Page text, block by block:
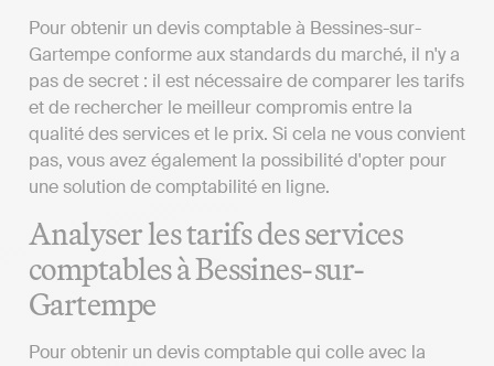
Pour obtenir un devis comptable à Bessines-sur-
Gartempe conforme aux standards du marché, il n'y a
pas de secret : il est nécessaire de comparer les tarifs
et de rechercher le meilleur compromis entre la
qualité des services et le prix. Si cela ne vous convient
pas, vous avez également la possibilité d'opter pour
une solution de comptabilité en ligne.
Analyser les tarifs des services
comptables à Bessines-sur-
Gartempe
Pour obtenir un devis comptable qui colle avec la